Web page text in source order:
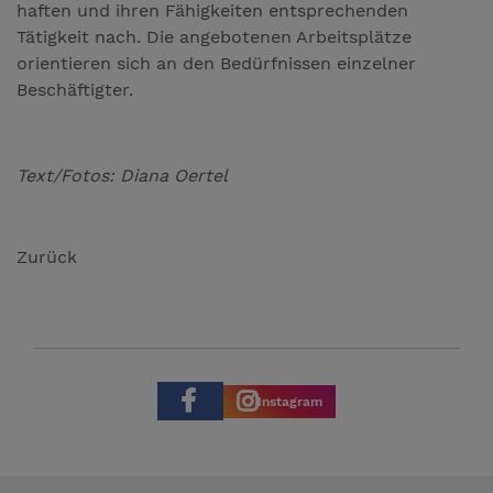
haften und ihren Fähigkeiten entsprechenden
Tätigkeit nach. Die angebotenen Arbeitsplätze
orientieren sich an den Bedürfnissen einzelner
Beschäftigter.
Text/Fotos: Diana Oertel
Zurück
Instagram